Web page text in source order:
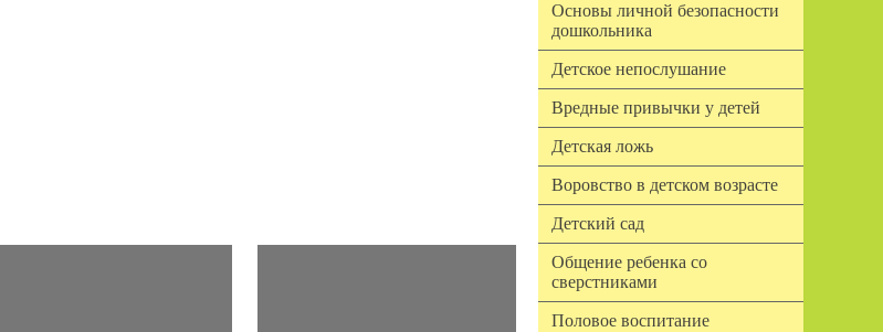
Основы личной безопасности
дошкольника
Детское непослушание
Вредные привычки у детей
Детская ложь
Воровство в детском возрасте
Детский сад
Общение ребенка со
сверстниками
Половое воспитание